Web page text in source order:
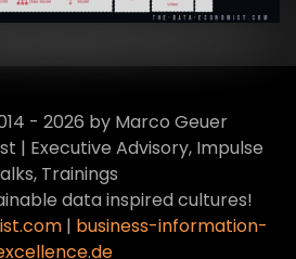
- 2026 by Marco Geuer
| Executive Advisory, Impulse
Trainings
data inspired cultures!
| business-information-